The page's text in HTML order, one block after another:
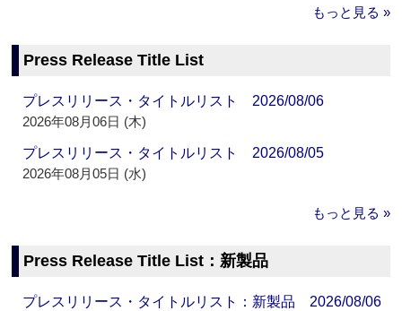
もっと見る »
Press Release Title List
プレスリリース・タイトルリスト 2026/08/06
2026年08月06日 (木)
プレスリリース・タイトルリスト 2026/08/05
2026年08月05日 (水)
もっと見る »
Press Release Title List：新製品
プレスリリース・タイトルリスト：新製品 2026/08/06